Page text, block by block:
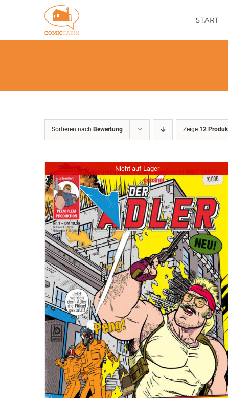
springen
START
Sortieren nach Bewertung Zeige 12
Nicht auf Lager